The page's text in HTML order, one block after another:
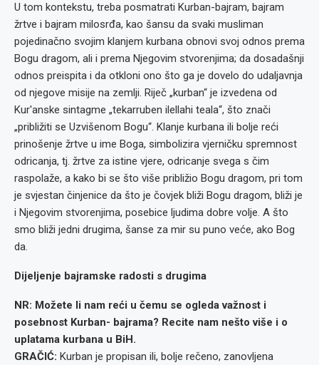
U tom kontekstu, treba posmatrati Kurban-bajram, bajram
žrtve i bajram milosrđa, kao šansu da svaki musliman
pojedinačno svojim klanjem kurbana obnovi svoj odnos prema
Bogu dragom, ali i prema Njegovim stvorenjima; da dosadašnji
odnos preispita i da otkloni ono što ga je dovelo do udaljavnja
od njegove misije na zemlji. Riječ „kurban“ je izvedena od
Kur'anske sintagme „tekarruben ilellahi teala“, što znači
„približiti se Uzvišenom Bogu“. Klanje kurbana ili bolje reći
prinošenje žrtve u ime Boga, simbolizira vjerničku spremnost
odricanja, tj. žrtve za istine vjere, odricanje svega s čim
raspolaže, a kako bi se što više približio Bogu dragom, pri tom
je svjestan činjenice da što je čovjek bliži Bogu dragom, bliži je
i Njegovim stvorenjima, posebice ljudima dobre volje. A što
smo bliži jedni drugima, šanse za mir su puno veće, ako Bog
da.
Dijeljenje bajramske radosti s drugima
NR: Možete li nam reći u čemu se ogleda važnost i
posebnost Kurban- bajrama? Recite nam nešto više i o
uplatama kurbana u BiH.
GRAČIĆ: Kurban je propisan ili, bolje rečeno, zanovljena